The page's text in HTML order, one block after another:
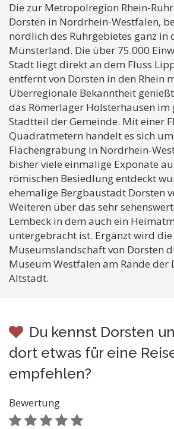
Die zur Metropolregion Rhein-
Dorsten in Nordrhein-Westfalen,
nördlich des Ruhrgebietes ganz in
Münsterland. Die über 75.000
Stadt liegt direkt an dem Fluss
entfernt von Dorsten in den Rhein
Überregionale Bekanntheit
das Römerlager Holsterhausen im
Stadtteil der Gemeinde. Mit einer
Quadratmetern handelt es sich
Flächengrabung in Nordrhein-
bisher viele einmalige Exponate
römischen Besiedlung entdeckt
ehemalige Bergbaustadt Dorsten
Weiteren über das sehr
Lembeck in dem auch ein
untergebracht ist. Ergänzt wird die
Museumslandschaft von Dorsten
Museum Westfalen am Rande der
Altstadt.
Du kennst Dorsten
dort etwas für eine
empfehlen?
Bewertung